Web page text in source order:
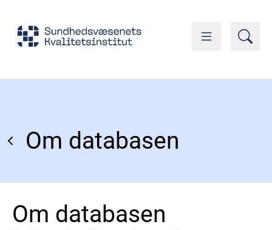
Om databasen
Om databasen